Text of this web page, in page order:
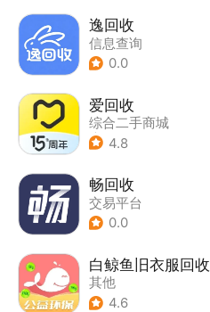
逸回收
信息查询
0.0
爱回收
综合二手商城
| 交易平台
4.8
畅回收
交易平台
0.0
白鲸鱼旧衣服回收
其他
4.6